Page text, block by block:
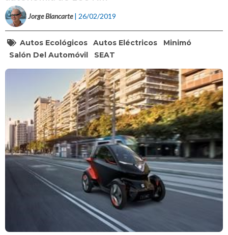
Jorge Blancarte | 26/02/2019
Autos Ecológicos Autos Eléctricos
Minimó
Salón Del Automóvil
SEAT